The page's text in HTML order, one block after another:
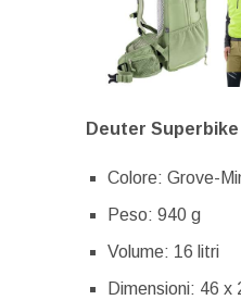
Deuter
Colore: Grove-
Peso: 940 g
Volume: 16 litri
Dimensioni: 46 x